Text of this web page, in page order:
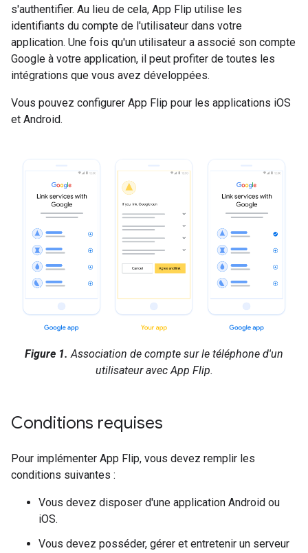
s'authentifier. Au lieu de cela, App Flip utilise les
identifiants du compte de l'utilisateur dans votre
application. Une fois qu'un utilisateur a associé son compte
Google à votre application, il peut profiter de toutes les
intégrations que vous avez développées.
Vous pouvez configurer App Flip pour les applications iOS
et Android.
Figure 1. Association de compte sur le téléphone d'un
utilisateur avec App Flip.
Conditions requises
Pour implémenter App Flip, vous devez remplir les
conditions suivantes :
Vous devez disposer d'une application Android ou
iOS.
Vous devez posséder, gérer et entretenir un serveur